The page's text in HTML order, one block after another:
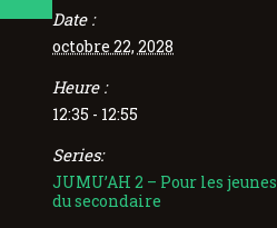
Date :
octobre 22, 2028
Heure :
12:35 - 12:55
Series:
JUMU’AH 2 – Pour les jeunes
du secondaire